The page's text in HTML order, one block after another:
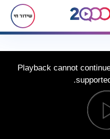
שידור חי
Playback cannot